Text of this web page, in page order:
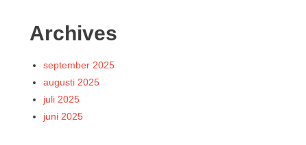
Archives
september 2025
augusti 2025
juli 2025
juni 2025